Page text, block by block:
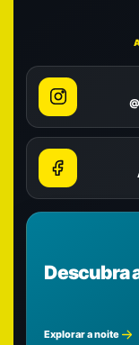
Descubra
Explorar a noite